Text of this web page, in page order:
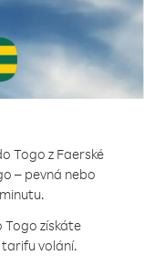
Togo z Faerské
– pevná nebo
Togo získáte
volání.